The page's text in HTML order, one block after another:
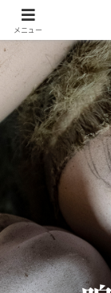
メニュー